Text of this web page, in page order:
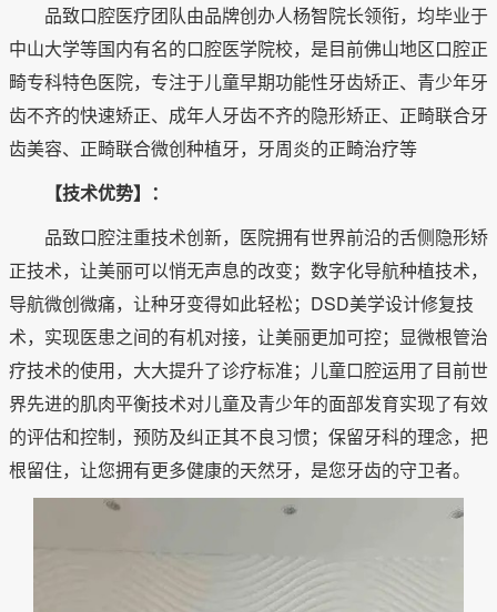
品致口腔医疗团队由品牌创办人杨智院长领衔，均毕业于
中山大学等国内有名的口腔医学院校，是目前佛山地区口腔正
畸专科特色医院，专注于儿童早期功能性牙齿矫正、青少年牙
齿不齐的快速矫正、成年人牙齿不齐的隐形矫正、正畸联合牙
齿美容、正畸联合微创种植牙，牙周炎的正畸治疗等
【技术优势】：
品致口腔注重技术创新，医院拥有世界前沿的舌侧隐形矫
正技术，让美丽可以悄无声息的改变；数字化导航种植技术，
导航微创微痛，让种牙变得如此轻松；DSD美学设计修复技
术，实现医患之间的有机对接，让美丽更加可控；显微根管治
疗技术的使用，大大提升了诊疗标准；儿童口腔运用了目前世
界先进的肌肉平衡技术对儿童及青少年的面部发育实现了有效
的评估和控制，预防及纠正其不良习惯；保留牙科的理念，把
根留住，让您拥有更多健康的天然牙，是您牙齿的守卫者。